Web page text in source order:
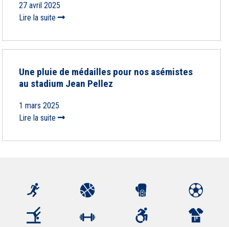
27 avril 2025
Lire la suite
Une pluie de médailles pour nos asémistes
au stadium Jean Pellez
1 mars 2025
Lire la suite